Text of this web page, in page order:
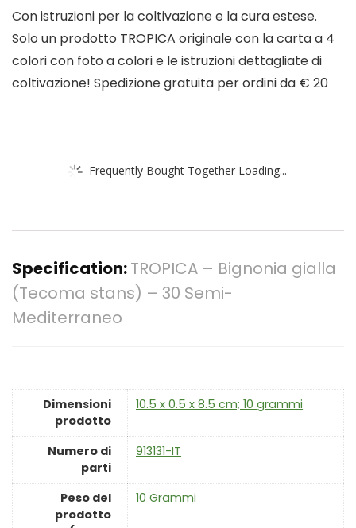
Con istruzioni per la coltivazione e la cura estese.
Solo un prodotto TROPICA originale con la carta a 4
colori con foto a colori e le istruzioni dettagliate di
coltivazione! Spedizione gratuita per ordini da € 20
Frequently Bought Together Loading...
Specification:TROPICA – Bignonia gialla
(Tecoma stans) – 30 Semi-
Mediterraneo
Dimensioni
prodotto
‎10.5 x 0.5 x 8.5 cm; 10 grammi
Numero di
parti
‎913131-IT
Peso del
prodotto
‎10 Grammi